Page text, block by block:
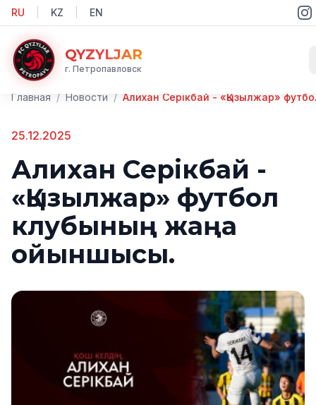
RU KZ EN
QYZYLJAR
г. Петропавловск
Главная / Новости /
25.12.2025
Алихан Серікбай -
«Қызылжар» футбол
клубының жаңа
ойыншысы.